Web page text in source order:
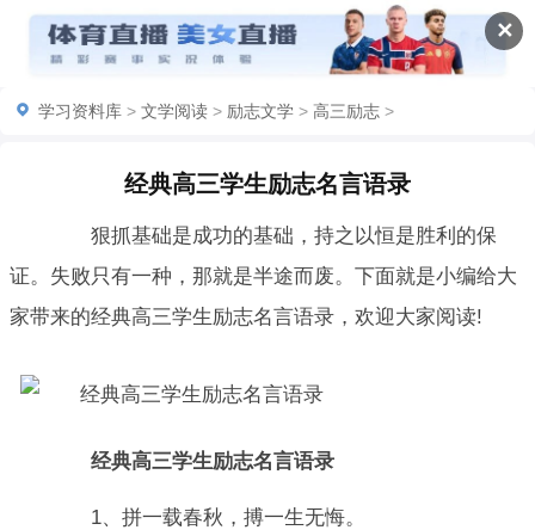
✕
学习资料库 > 文学阅读 > 励志文学 > 高三励志 >
经典高三学生励志名言语录
狠抓基础是成功的基础，持之以恒是胜利的保
证。失败只有一种，那就是半途而废。下面就是小编给大
家带来的经典高三学生励志名言语录，欢迎大家阅读!
经典高三学生励志名言语录
1、拼一载春秋，搏一生无悔。